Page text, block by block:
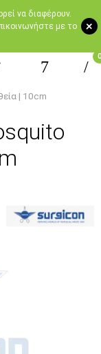
+
να διαφέρουν.
με το
0
| 10cm